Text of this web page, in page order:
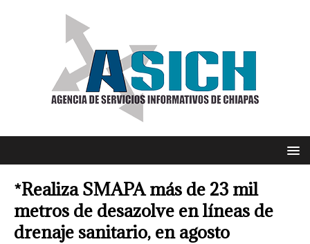
*Realiza SMAPA más de 23 mil
metros de desazolve en líneas de
drenaje sanitario, en agosto